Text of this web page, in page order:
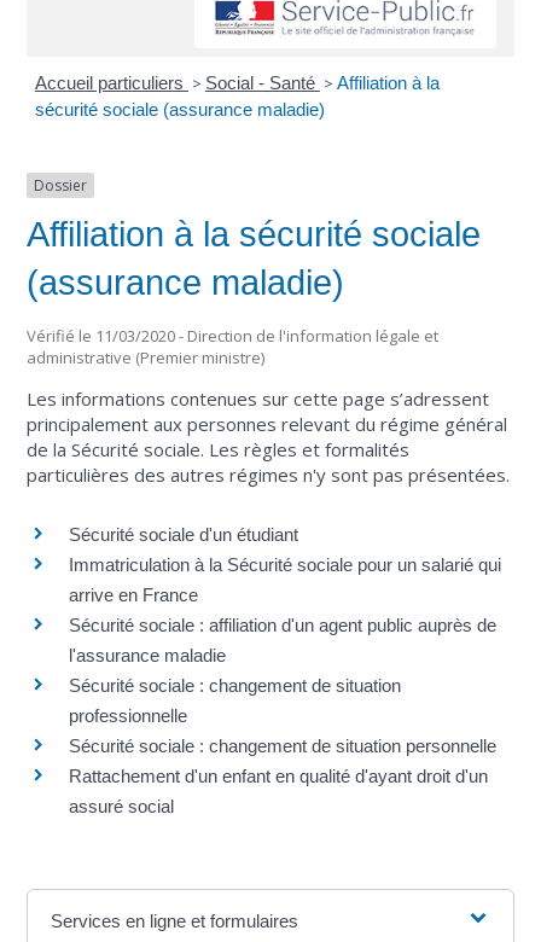
Accueil particuliers > Social - Santé > Affiliation à la
sécurité sociale (assurance maladie)
Dossier
Affiliation à la sécurité sociale
(assurance maladie)
Vérifié le 11/03/2020 - Direction de l'information légale et
administrative (Premier ministre)
Les informations contenues sur cette page s’adressent
principalement aux personnes relevant du régime général
de la Sécurité sociale. Les règles et formalités
particulières des autres régimes n'y sont pas présentées.
Sécurité sociale d'un étudiant
Immatriculation à la Sécurité sociale pour un salarié qui
arrive en France
Sécurité sociale : affiliation d'un agent public auprès de
l'assurance maladie
Sécurité sociale : changement de situation
professionnelle
Sécurité sociale : changement de situation personnelle
Rattachement d'un enfant en qualité d'ayant droit d'un
assuré social
Services en ligne et formulaires